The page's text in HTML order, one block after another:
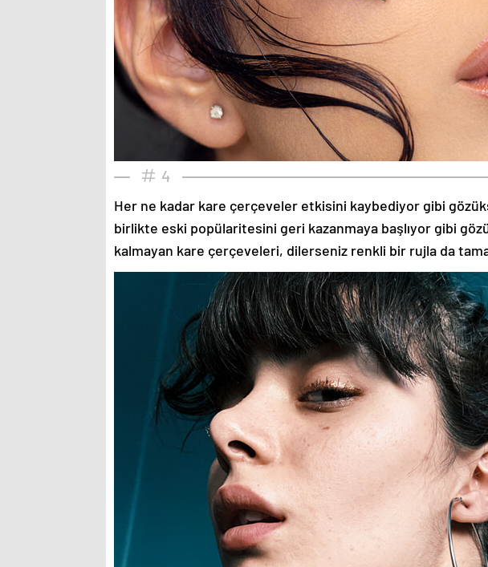
4
Her ne kadar kare çerçeveler etkisini kaybediyor gibi
birlikte eski popülaritesini geri kazanmaya başlıyor gibi
kalmayan kare çerçeveleri, dilerseniz renkli bir rujla da